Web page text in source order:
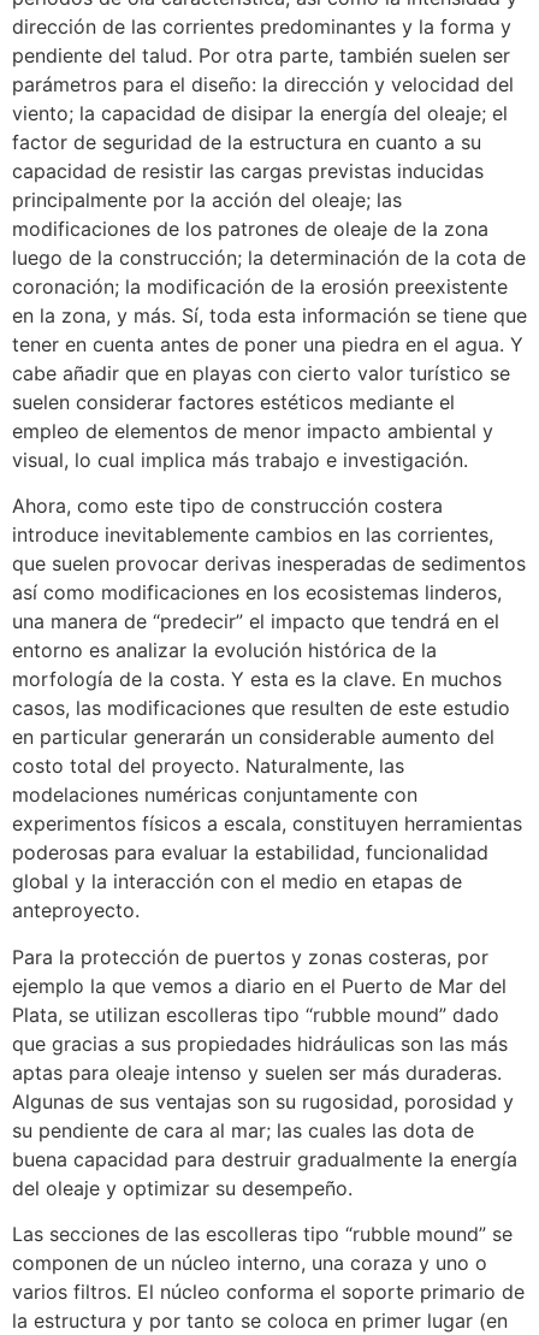
dirección de las corrientes predominantes y la forma y
pendiente del talud. Por otra parte, también suelen ser
parámetros para el diseño: la dirección y velocidad del
viento; la capacidad de disipar la energía del oleaje; el
factor de seguridad de la estructura en cuanto a su
capacidad de resistir las cargas previstas inducidas
principalmente por la acción del oleaje; las
modificaciones de los patrones de oleaje de la zona
luego de la construcción; la determinación de la cota de
coronación; la modificación de la erosión preexistente
en la zona, y más. Sí, toda esta información se tiene que
tener en cuenta antes de poner una piedra en el agua. Y
cabe añadir que en playas con cierto valor turístico se
suelen considerar factores estéticos mediante el
empleo de elementos de menor impacto ambiental y
visual, lo cual implica más trabajo e investigación.
Ahora, como este tipo de construcción costera
introduce inevitablemente cambios en las corrientes,
que suelen provocar derivas inesperadas de sedimentos
así como modificaciones en los ecosistemas linderos,
una manera de “predecir” el impacto que tendrá en el
entorno es analizar la evolución histórica de la
morfología de la costa. Y esta es la clave. En muchos
casos, las modificaciones que resulten de este estudio
en particular generarán un considerable aumento del
costo total del proyecto. Naturalmente, las
modelaciones numéricas conjuntamente con
experimentos físicos a escala, constituyen herramientas
poderosas para evaluar la estabilidad, funcionalidad
global y la interacción con el medio en etapas de
anteproyecto.
Para la protección de puertos y zonas costeras, por
ejemplo la que vemos a diario en el Puerto de Mar del
Plata, se utilizan escolleras tipo “rubble mound” dado
que gracias a sus propiedades hidráulicas son las más
aptas para oleaje intenso y suelen ser más duraderas.
Algunas de sus ventajas son su rugosidad, porosidad y
su pendiente de cara al mar; las cuales las dota de
buena capacidad para destruir gradualmente la energía
del oleaje y optimizar su desempeño.
Las secciones de las escolleras tipo “rubble mound” se
componen de un núcleo interno, una coraza y uno o
varios filtros. El núcleo conforma el soporte primario de
la estructura y por tanto se coloca en primer lugar (en